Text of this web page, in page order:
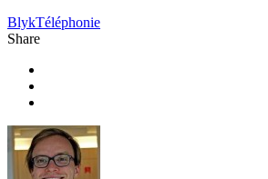
BlykTéléphonie
Share